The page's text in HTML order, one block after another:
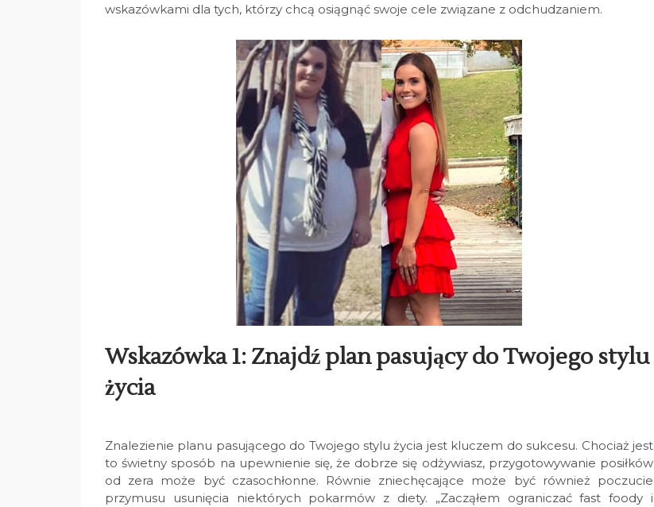
wskazówkami dla tych, którzy chcą osiągnąć swoje cele związane z odchudzaniem.
Wskazówka 1: Znajdź plan pasujący do Twojego stylu
życia
Znalezienie planu pasującego do Twojego stylu życia jest kluczem do sukcesu. Chociaż jest
to świetny sposób na upewnienie się, że dobrze się odżywiasz, przygotowywanie posiłków
od zera może być czasochłonne. Równie zniechęcające może być również poczucie
przymusu usunięcia niektórych pokarmów z diety. „Zacząłem ograniczać fast foody i